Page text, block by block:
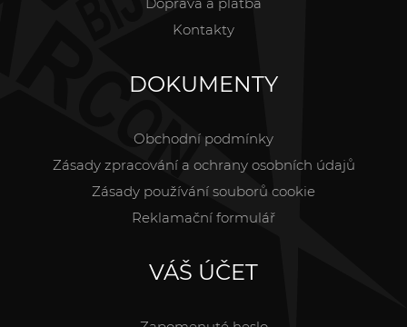
Kontakty
DOKUMENTY
Obchodní podmínky
Zásady zpracování a ochrany osobních údajů
Zásady používání souborů cookie
Reklamační formulář
VÁŠ ÚČET